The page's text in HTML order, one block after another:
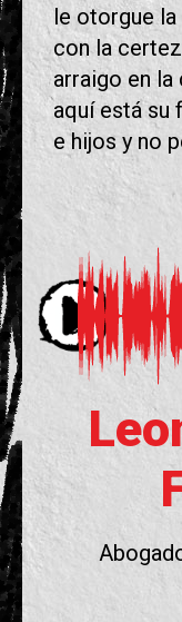
le otorgue la
con la
arraigo en la
aquí está su
e hijos y no